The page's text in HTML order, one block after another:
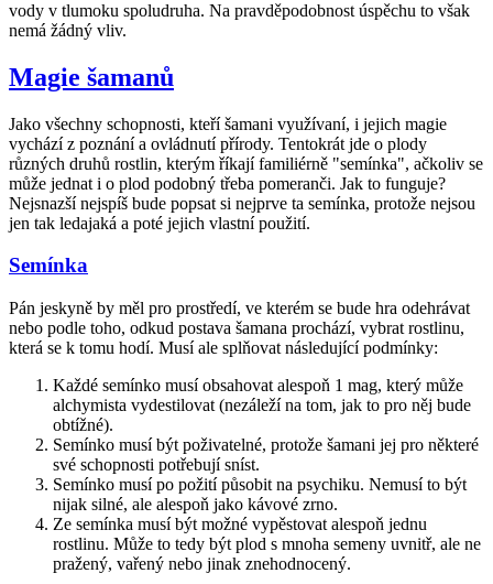
vody v tlumoku spoludruha. Na pravděpodobnost úspěchu to však
nemá žádný vliv.
Magie šamanů
Jako všechny schopnosti, kteří šamani využívaní, i jejich magie
vychází z poznání a ovládnutí přírody. Tentokrát jde o plody
různých druhů rostlin, kterým říkají familiérně "semínka", ačkoliv se
může jednat i o plod podobný třeba pomeranči. Jak to funguje?
Nejsnazší nejspíš bude popsat si nejprve ta semínka, protože nejsou
jen tak ledajaká a poté jejich vlastní použití.
Semínka
Pán jeskyně by měl pro prostředí, ve kterém se bude hra odehrávat
nebo podle toho, odkud postava šamana prochází, vybrat rostlinu,
která se k tomu hodí. Musí ale splňovat následující podmínky:
Každé semínko musí obsahovat alespoň 1 mag, který může
alchymista vydestilovat (nezáleží na tom, jak to pro něj bude
obtížné).
Semínko musí být poživatelné, protože šamani jej pro některé
své schopnosti potřebují sníst.
Semínko musí po požití působit na psychiku. Nemusí to být
nijak silné, ale alespoň jako kávové zrno.
Ze semínka musí být možné vypěstovat alespoň jednu
rostlinu. Může to tedy být plod s mnoha semeny uvnitř, ale ne
pražený, vařený nebo jinak znehodnocený.